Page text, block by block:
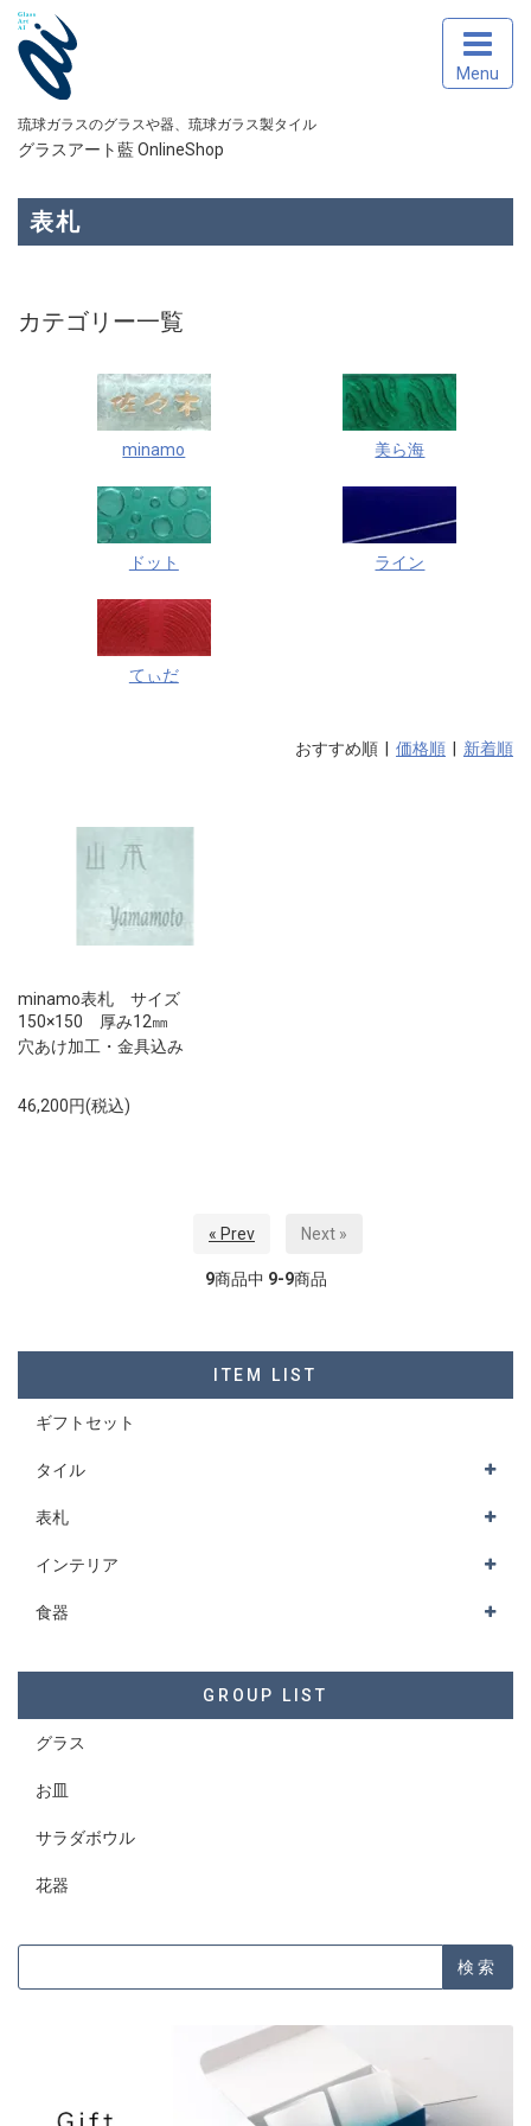
琉球ガラスのグラスや器、琉球ガラス製タイル
グラスアート藍 OnlineShop
Menu
表札
カテゴリー一覧
minamo 美ら海
ドット ライン
てぃだ
おすすめ順 | 価格順 | 新着順
minamo表札 サイズ
150×150 厚み12㎜
穴あけ加工・金具込み
46,200円(税込)
« Prev Next »
9商品中 9-9商品
ITEM LIST
ギフトセット
タイル
表札
インテリア
食器
GROUP LIST
グラス
お皿
サラダボウル
花器
検索